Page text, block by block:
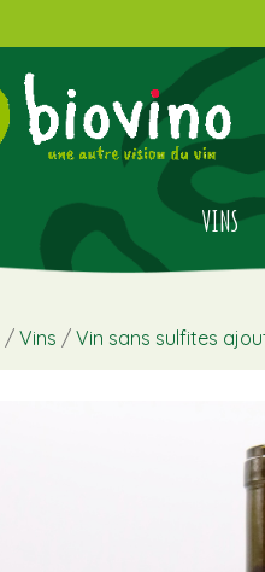
VINS
/ Vins / Vin sans sulfites